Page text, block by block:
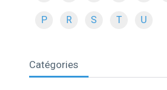
P R S T U
Catégories